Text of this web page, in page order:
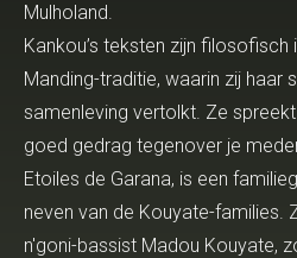
Mulholand.
Kankou’s teksten zijn filosofisch
Manding-traditie, waarin zij haar
samenleving vertolkt. Ze
goed gedrag tegenover je
Etoiles de Garana, is een
neven van de Kouyate-families.
n'goni-bassist Madou Kouyate,